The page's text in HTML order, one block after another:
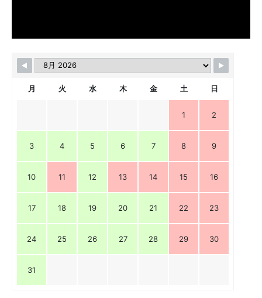
月 火 水 木 金 土 日
1 2
3 4 5 6 7 8 9
10 11 12 13 14 15 16
17 18 19 20 21 22 23
24 25 26 27 28 29 30
31